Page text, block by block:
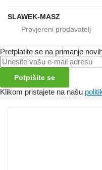
SLAWEK-MASZ
Pretplatite se na primanje
Potpišite se
Klikom pristajete na našu